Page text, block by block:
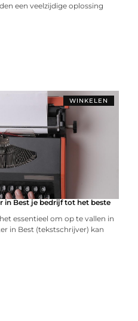
een veelzijdige oplossing
WINKELEN
in Best je bedrijf tot het beste
essentieel om op te vallen in
in Best (tekstschrijver) kan